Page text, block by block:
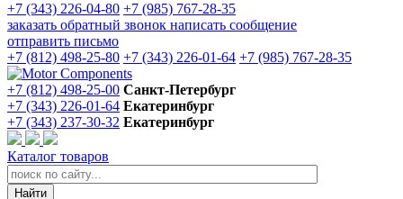
+7 (343) 226-04-80 +7 (985) 767-28-35
заказать обратный звонок написать сообщение
отправить письмо
+7 (812) 498-25-80 +7 (343) 226-01-64 +7 (985) 767-28-35
+7 (812) 498-25-00 Санкт-Петербург
+7 (343) 226-01-64 Екатеринбург
+7 (343) 237-30-32 Екатеринбург
Каталог товаров